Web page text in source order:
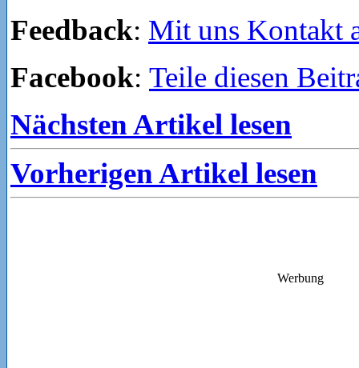
Feedback: Mit uns Kontakt
Facebook: Teile diesen
Nächsten Artikel lesen
Vorherigen Artikel lesen
Werbung